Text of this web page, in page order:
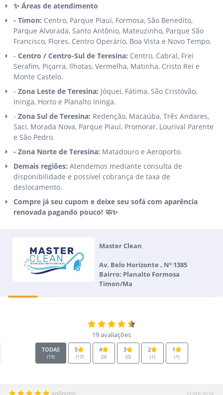
✨ Áreas de atendimento
- Timon: Centro, Parque Piauí, Formosa, São Benedito,
Parque Alvorada, Santo Antônio, Mateuzinho, Parque São
Francisco, Flores, Centro Operário, Boa Vista e Novo Tempo.
- Centro / Centro-Sul de Teresina: Centro, Cabral, Frei
Serafim, Piçarra, Ilhotas, Vermelha, Matinha, Cristo Rei e
Monte Castelo.
- Zona Leste de Teresina: Jóquei, Fátima, São Cristóvão,
Ininga, Horto e Planalto Ininga.
- Zona Sul de Teresina: Redenção, Macaúba, Três Andares,
Saci, Morada Nova, Parque Piauí, Promorar, Lourival Parente
e São Pedro.
- Zona Norte de Teresina: Matadouro e Aeroporto.
Demais regiões: Atendemos mediante consulta de
disponibilidade e possível cobrança de taxa de
deslocamento.
Compre já seu cupom e deixe seu sofá com aparência
renovada pagando pouco! 🧼✨
Master Clean
Av. Belo Horizonte , Nº 1385
Bairro: Planalto Formosa
Timon/Ma
19 avaliações
TODAS
(19)
5
(17)
4
(0)
3
(0)
2
(1)
1
(1)
anônimo